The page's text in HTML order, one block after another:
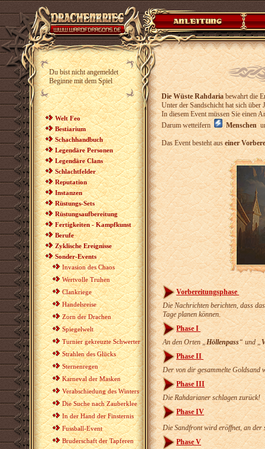
Du bist nicht angemeldet
Beginne mit dem Spiel
Welt Feo
Bestiarium
Schachhandbuch
Legendäre Personen
Legendäre Clans
Schlachtfelder
Reputation
Instanzen
Rüstungs-Sets
Rüstungsaufbereitung
Fertigkeiten - Kampfkunst
Berufe
Zyklische Ereignisse
Sonder-Events
Invasion des Chaos
Wertvolle Truhen
Clankriege
Handelsreise
Zorn der Drachen
Spiegelwelt
Turnier gekreuzte Schwerter
Strahlen des Glücks
Sternenregen
Karneval der Masken
Verabschiedung des Winters
Die Suche nach Zauberklee
In der Hand der Finsternis
Fussball-Event
Bruderschaft der Tapferen
Die Wüste Rahdariabewahrt die
Unter der Sandschicht hat sich über
In diesem Event müssen Sie einen
Darum wetteifern
Menschen
Das Event besteht auseiner
Vorbereitungsphase
Die Nachrichten berichten, dass
Tage planen können.
Phase I
An den Orten „Höllenpass“ und „
Phase II
Der von dir gesammelte Goldsand
Phase III
Die Rahdarianer schlagen zurück!
Phase IV
Die Sandfront wird eröffnet, an
Phase V